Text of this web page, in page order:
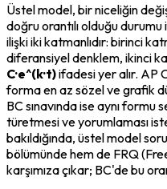
Üstel model, bir niceliğin
doğru orantılı olduğu
ilişki iki katmanlıdır: birinci
diferansiyel denklem, ikinci
C·e^(k·t) ifadesi yer alır. AP
forma en az sözel ve grafik
BC sınavında ise aynı formu
türetmesi ve yorumlaması
bakıldığında, üstel model
bölümünde hem de FRQ
karşımıza çıkar; BC'de bu